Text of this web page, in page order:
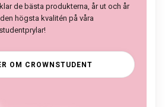
de bästa produkterna, år ut och år
högsta kvalitén på våra
OM CROWNSTUDENT